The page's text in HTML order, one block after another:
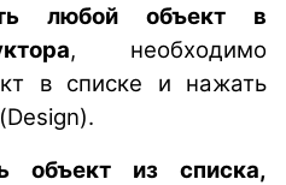
любой объект в
, необходимо
в списке и нажать
(Design).
объект из списка,